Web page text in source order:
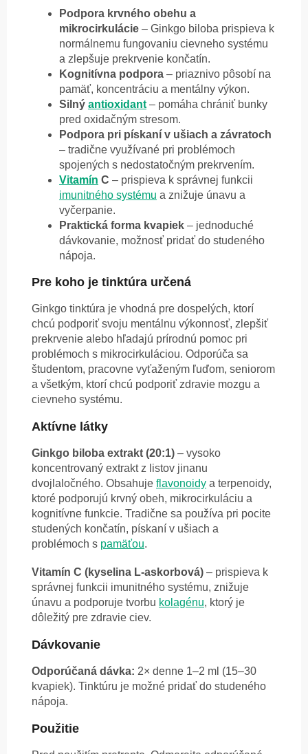
Podpora krvného obehu a
mikrocirkulácie – Ginkgo biloba prispieva k
normálnemu fungovaniu cievneho systému
a zlepšuje prekrvenie končatín.
Kognitívna podpora – priaznivo pôsobí na
pamäť, koncentráciu a mentálny výkon.
Silný antioxidant – pomáha chrániť bunky
pred oxidačným stresom.
Podpora pri pískaní v ušiach a závratoch
– tradične využívané pri problémoch
spojených s nedostatočným prekrvením.
Vitamín C – prispieva k správnej funkcii
imunitného systému a znižuje únavu a
vyčerpanie.
Praktická forma kvapiek – jednoduché
dávkovanie, možnosť pridať do studeného
nápoja.
Pre koho je tinktúra určená
Ginkgo tinktúra je vhodná pre dospelých, ktorí
chcú podporiť svoju mentálnu výkonnosť, zlepšiť
prekrvenie alebo hľadajú prírodnú pomoc pri
problémoch s mikrocirkuláciou. Odporúča sa
študentom, pracovne vyťaženým ľuďom, seniorom
a všetkým, ktorí chcú podporiť zdravie mozgu a
cievneho systému.
Aktívne látky
Ginkgo biloba extrakt (20:1) – vysoko
koncentrovaný extrakt z listov jinanu
dvojlaločného. Obsahuje flavonoidy a terpenoidy,
ktoré podporujú krvný obeh, mikrocirkuláciu a
kognitívne funkcie. Tradične sa používa pri pocite
studených končatín, pískaní v ušiach a
problémoch s pamäťou.
Vitamín C (kyselina L-askorbová) – prispieva k
správnej funkcii imunitného systému, znižuje
únavu a podporuje tvorbu kolagénu, ktorý je
dôležitý pre zdravie ciev.
Dávkovanie
Odporúčaná dávka: 2× denne 1–2 ml (15–30
kvapiek). Tinktúru je možné pridať do studeného
nápoja.
Použitie